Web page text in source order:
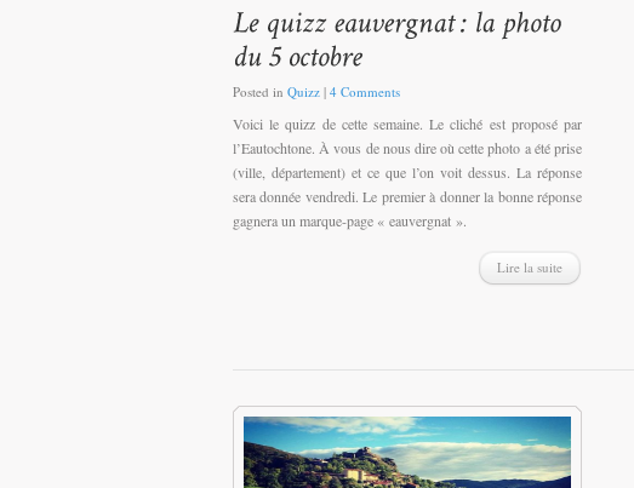
Posted in Quizz | 4 Comments
Voici le quizz de cette semaine. Le cliché est proposé par
l’Eautochtone. À vous de nous dire où cette photo a été prise
(ville, département) et ce que l’on voit dessus. La réponse
sera donnée vendredi. Le premier à donner la bonne réponse
gagnera un marque-page « eauvergnat ».
Lire la suite